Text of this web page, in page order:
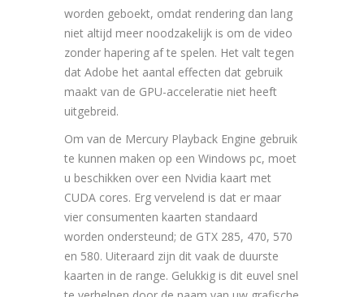
worden geboekt, omdat rendering dan lang
niet altijd meer noodzakelijk is om de video
zonder hapering af te spelen. Het valt tegen
dat Adobe het aantal effecten dat gebruik
maakt van de GPU-acceleratie niet heeft
uitgebreid.
Om van de Mercury Playback Engine gebruik
te kunnen maken op een Windows pc, moet
u beschikken over een Nvidia kaart met
CUDA cores. Erg vervelend is dat er maar
vier consumenten kaarten standaard
worden ondersteund; de GTX 285, 470, 570
en 580. Uiteraard zijn dit vaak de duurste
kaarten in de range. Gelukkig is dit euvel snel